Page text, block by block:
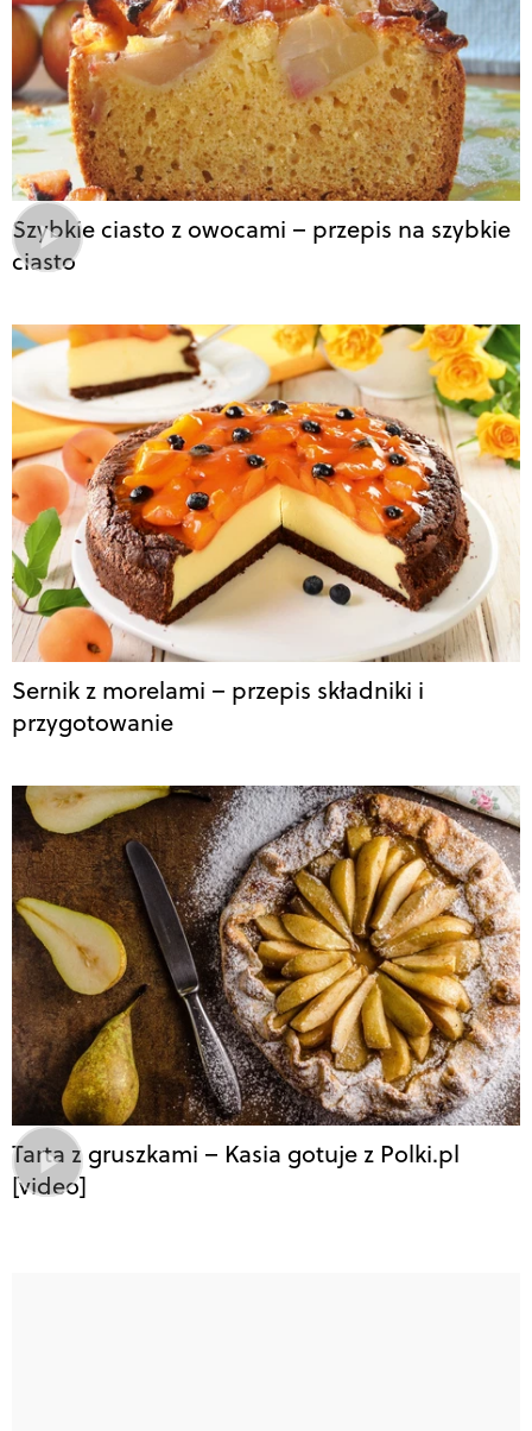
Szybkie ciasto z owocami – przepis na szybkie
ciasto
Sernik z morelami – przepis składniki i
przygotowanie
Tarta z gruszkami – Kasia gotuje z Polki.pl
[video]